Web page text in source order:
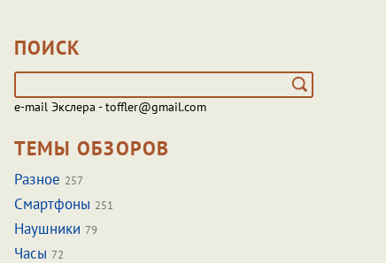
ПОИСК
e-mail Экслера - toffler@gmail.com
ТЕМЫ ОБЗОРОВ
Разное 257
Смартфоны 251
Наушники 79
Часы 72